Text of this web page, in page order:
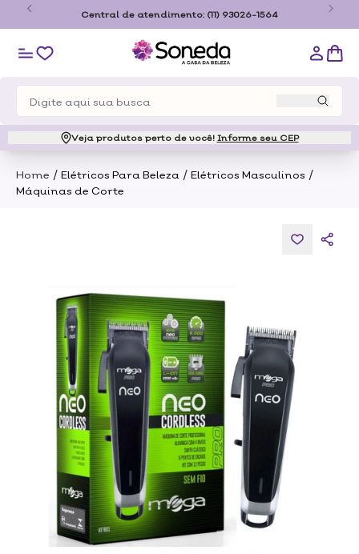
Grátis a partir de R$179,00 somente para o estado de São
Veja produtos perto de você! Informe seu CEP
Home / Elétricos Para Beleza / Elétricos Masculinos /
Máquinas de Corte